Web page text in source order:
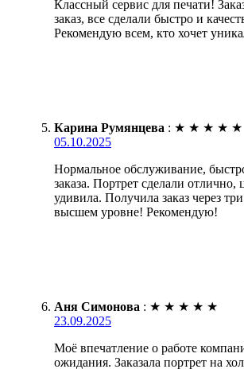
Классный сервис для печати!
заказ, все сделали быстро и
Рекомендую всем, кто хочет
Карина Румянцева : ★ ★ ★ ★ ★
05.10.2025
Нормальное обслуживание,
заказа. Портрет сделали отлично,
удивила. Получила заказ через
высшем уровне! Рекомендую!
Аня Симонова : ★ ★ ★ ★ ★
23.09.2025
Моё впечатление о работе
ожидания. Заказала портрет на